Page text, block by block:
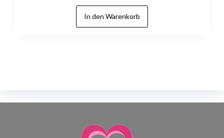
Preis
war:
Preis
ist:
In den Warenkorb